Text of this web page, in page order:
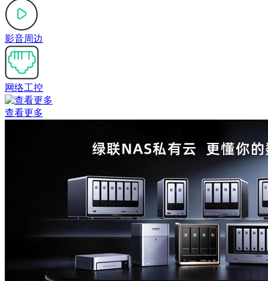
影音周边
网络工控
查看更多